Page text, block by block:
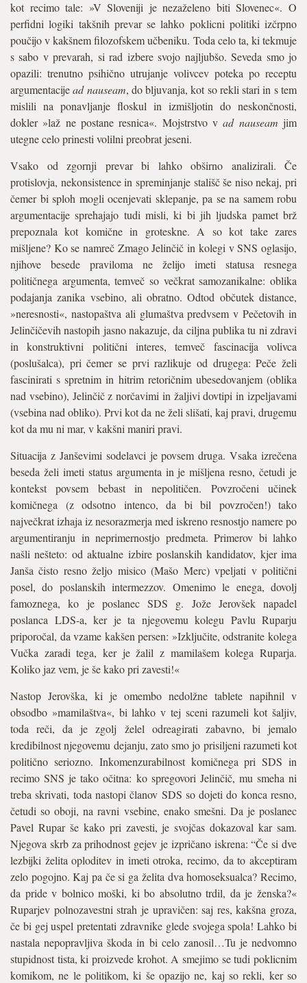
kot recimo tale: »V Sloveniji je nezaželeno biti Slovenec«. O
perfidni logiki takšnih prevar se lahko poklicni politiki izčrpno
poučijo v kakšnem filozofskem učbeniku. Toda celo ta, ki tekmuje
s sabo v prevarah, si rad izbere svojo najljubšo. Seveda smo jo
opazili: trenutno psihično utrujanje volivcev poteka po receptu
argumentacijead nauseam, do bljuvanja, kot so rekli stari in s tem
mislili na ponavljanje floskul in izmišljotin do neskončnosti,
dokler »laž ne postane resnica«. Mojstrstvo vad nauseam jim
utegne celo prinesti volilni preobrat jeseni.
Vsako od zgornji prevar bi lahko obširno analizirali. Če
protislovja, nekonsistence in spreminjanje stališč še niso nekaj, pri
čemer bi sploh mogli ocenjevati sklepanje, pa se na samem robu
argumentacije sprehajajo tudi misli, ki bi jih ljudska pamet brž
prepoznala kot komične in groteskne. A so kot take zares
mišljene? Ko se namreč Zmago Jelinčič in kolegi v SNS oglasijo,
njihove besede praviloma ne želijo imeti statusa resnega
političnega argumenta, temveč so večkrat samozanikalne: oblika
podajanja zanika vsebino, ali obratno. Odtod občutek distance,
»neresnosti«, nastopaštva ali glumaštva predvsem v Pečetovih in
Jelinčičevih nastopih jasno nakazuje, da ciljna publika tu ni zdravi
in konstruktivni politični interes, temveč fascinacija volivca
(poslušalca), pri čemer se prvi razlikuje od drugega: Peče želi
fascinirati s spretnim in hitrim retoričnim ubesedovanjem (oblika
nad vsebino), Jelinčič z norčavimi in žaljivi dovtipi in izpeljavami
(vsebina nad obliko). Prvi kot da ne želi slišati, kaj pravi, drugemu
kot da mu ni mar, v kakšni maniri pravi.
Situacija z Janševimi sodelavci je povsem druga. Vsaka izrečena
beseda želi imeti status argumenta in je mišljena resno, četudi je
kontekst povsem bebast in nepolitičen. Povzročeni učinek
komičnega (z odsotno intenco, da bi bil povzročen!) tako
največkrat izhaja iz nesorazmerja med iskreno resnostjo namere po
argumentiranju in neprimernostjo predmeta. Primerov bi lahko
našli nešteto: od aktualne izbire poslanskih kandidatov, kjer ima
Janša čisto resno željo misico (Mašo Merc) vpeljati v politični
posel, do poslanskih intermezzov. Omenimo le enega, dovolj
famoznega, ko je poslanec SDS g. Jože Jerovšek napadel
poslanca LDS-a, ker je ta njegovemu kolegu Pavlu Ruparju
priporočal, da vzame kakšen persen: »Izključite, odstranite kolega
Vučka zaradi tega, ker je žalil z mamilašem kolega Ruparja.
Koliko jaz vem, je še kako pri zavesti!«
Nastop Jerovška, ki je omembo nedolžne tablete napihnil v
obsodbo »mamilaštva«, bi lahko v tej sceni razumeli kot šaljiv,
toda reči, da je zgolj želel odreagirati zabavno, bi jemalo
kredibilnost njegovemu dejanju, zato smo jo prisiljeni razumeti kot
politično seriozno. Inkomenzurabilnost komičnega pri SDS in
recimo SNS je tako očitna: ko spregovori Jelinčič, mu smeha ni
treba skrivati, toda nastopi članov SDS so dojeti do konca resno,
četudi so oboji, na ravni vsebine, enako smešni. Da je poslanec
Pavel Rupar še kako pri zavesti, je svojčas dokazoval kar sam.
Njegova skrb za prihodnost gejev je izpričano iskrena: “Če si dve
lezbijki želita oploditev in imeti otroka, recimo, da to akceptiram
zelo pogojno. Kaj pa če si ga želita dva homoseksualca? Recimo,
da pride v bolnico moški, ki bo absolutno trdil, da je ženska?«
Ruparjev polnozavestni strah je upravičen: saj res, kakšna groza,
če bi gej uspel pretentati zdravnike glede svojega spola! Lahko bi
nastala nepopravljiva škoda in bi celo zanosil…Tu je nedvomno
stupidnost tista, ki proizvede krohot. A smejimo se tudi poklicnim
komikom, ne le politikom, ki še opazijo ne, kaj so rekli, ker so